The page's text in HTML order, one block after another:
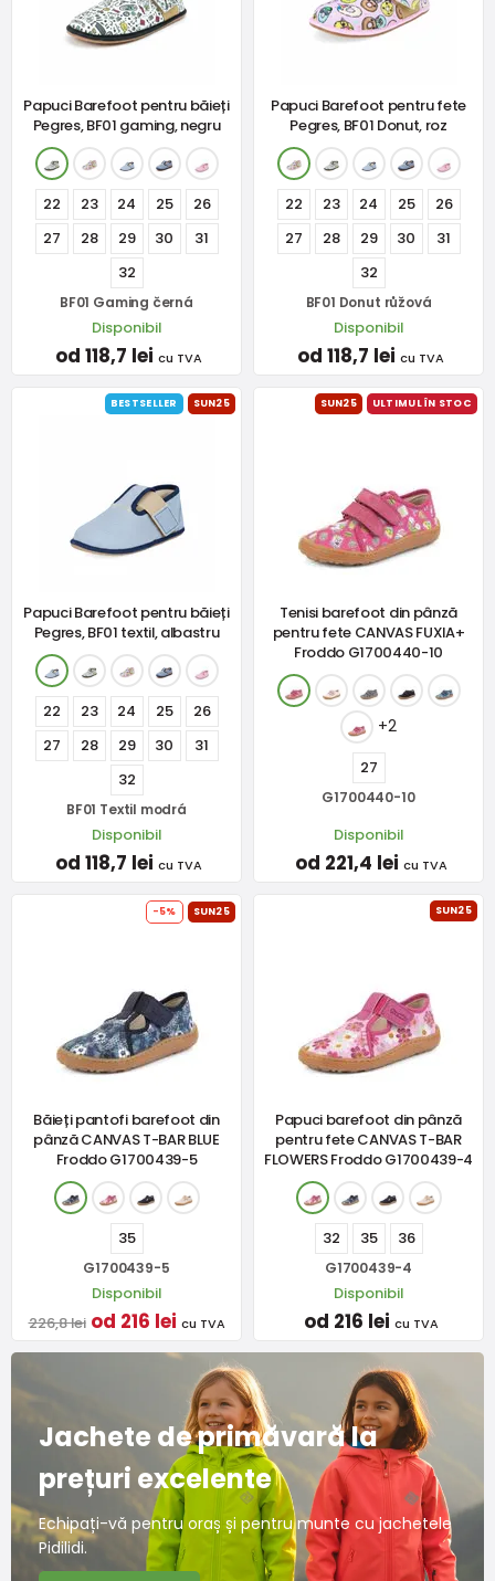
Papuci Barefoot pentru băieți
Pegres, BF01 gaming, negru
22 23 24 25
26
27
28 29 30
31
32
BF01 Gaming černá
Disponibil
od 118,7 lei cu TVA
Papuci Barefoot pentru fete
Pegres, BF01 Donut, roz
22 23 24 25
26
27
28 29 30
31
32
BF01 Donut růžová
Disponibil
od 118,7 lei cu TVA
BESTSELLER SUN25
Papuci Barefoot pentru băieți
Pegres, BF01 textil, albastru
22 23 24 25
26
27
28 29 30
31
32
BF01 Textil modrá
Disponibil
od 118,7 lei cu TVA
SUN25 ULTIMUL ÎN STOC
Tenisi barefoot din pânză
pentru fete CANVAS FUXIA+
Froddo G1700440-10
+2
27
G1700440-10
Disponibil
od 221,4 lei cu TVA
-5% SUN25
Băieți pantofi barefoot din
pânză CANVAS T-BAR BLUE
Froddo G1700439-5
35
G1700439-5
Disponibil
226,8 lei od 216 lei cu TVA
SUN25
Papuci barefoot din pânză
pentru fete CANVAS T-BAR
FLOWERS Froddo G1700439-4
32 35 36
G1700439-4
Disponibil
od 216 lei cu TVA
Jachete de primăvară la
prețuri excelente
Echipați-vă pentru oraș și pentru munte cu jachetele
Pidilidi.